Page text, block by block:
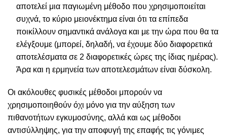
αποτελεί μια παγιωμένη μέθοδο που χρησιμοποιείται
συχνά, το κύριο μειονέκτημα είναι ότι τα επίπεδα
ποικίλλουν σημαντικά ανάλογα και με την ώρα που θα τα
ελέγξουμε (μπορεί, δηλαδή, να έχουμε δύο διαφορετικά
αποτελέσματα σε 2 διαφορετικές ώρες της ίδιας ημέρας).
Άρα και η ερμηνεία των αποτελεσμάτων είναι δύσκολη.
Οι ακόλουθες φυσικές μέθοδοι μπορούν να
χρησιμοποιηθούν όχι μόνο για την αύξηση των
πιθανοτήτων εγκυμοσύνης, αλλά και ως μέθοδοι
αντισύλληψης, για την αποφυγή της επαφής τις γόνιμες